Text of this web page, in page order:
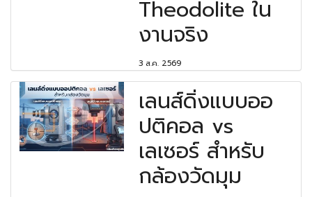
Theodolite ใน
งานจริง
3 ส.ค. 2569
เลนส์ดิ่งแบบออ
ปติคอล vs
เลเซอร์ สำหรับ
กล้องวัดมุม